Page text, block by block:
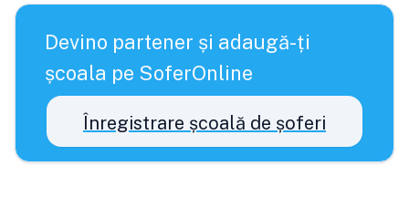
Devino partener și adaugă-ți
școala pe SoferOnline
Înregistrare școală de șoferi